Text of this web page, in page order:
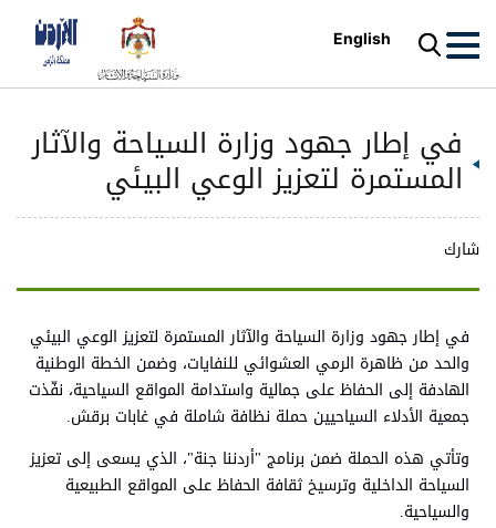
English
في إطار جهود وزارة السياحة والآثار
المستمرة لتعزيز الوعي البيئي
شارك
في إطار جهود وزارة السياحة والآثار المستمرة لتعزيز الوعي البيئي
والحد من ظاهرة الرمي العشوائي للنفايات، وضمن الخطة الوطنية
الهادفة إلى الحفاظ على جمالية واستدامة المواقع السياحية، نفّذت
جمعية الأدلاء السياحيين حملة نظافة شاملة في غابات برقش.
وتأتي هذه الحملة ضمن برنامج "أردننا جنة"، الذي يسعى إلى تعزيز
السياحة الداخلية وترسيخ ثقافة الحفاظ على المواقع الطبيعية
والسياحية.